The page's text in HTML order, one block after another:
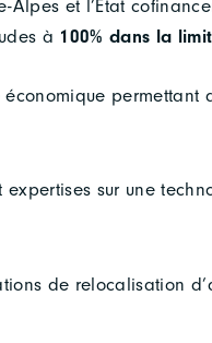
Alpes et l’Etat
à 100% dans la
permettant
sur une
de relocalisation